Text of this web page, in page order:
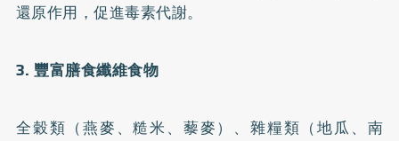
還原作用，促進毒素代謝。
3. 豐富膳食纖維食物
全穀類（燕麥、糙米、藜麥）、雜糧類（地瓜、南